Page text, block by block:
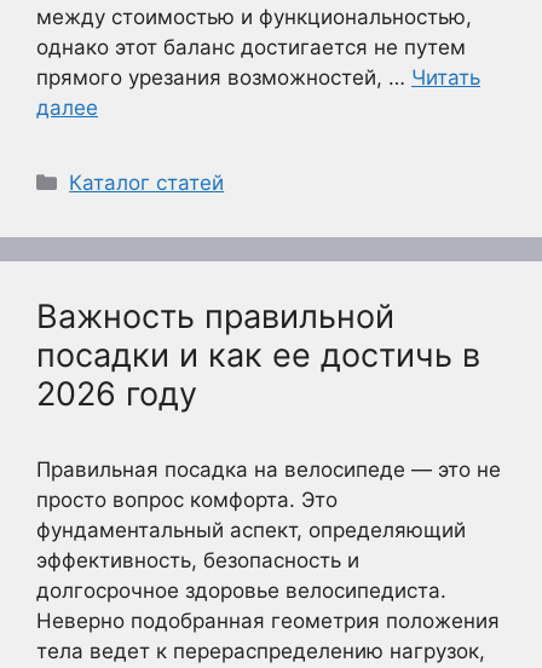
между стоимостью и функциональностью,
однако этот баланс достигается не путем
прямого урезания возможностей, … Читать
далее
Рубрики
Каталог статей
Важность правильной
посадки и как ее достичь в
2026 году
Правильная посадка на велосипеде — это не
просто вопрос комфорта. Это
фундаментальный аспект, определяющий
эффективность, безопасность и
долгосрочное здоровье велосипедиста.
Неверно подобранная геометрия положения
тела ведет к перераспределению нагрузок,